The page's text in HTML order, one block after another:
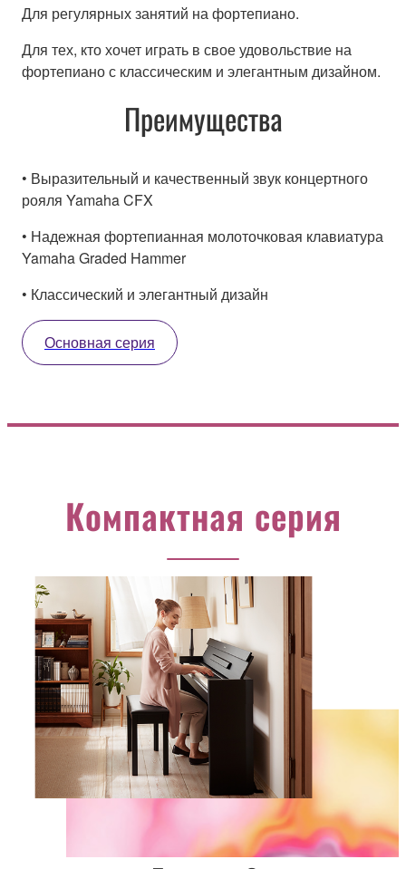
Для регулярных занятий на фортепиано.
Для тех, кто хочет играть в свое удовольствие на
фортепиано с классическим и элегантным дизайном.
Преимущества
• Выразительный и качественный звук концертного
рояля Yamaha CFX
• Надежная фортепианная молоточковая клавиатура
Yamaha Graded Hammer
• Классический и элегантный дизайн
Основная серия
Компактная серия